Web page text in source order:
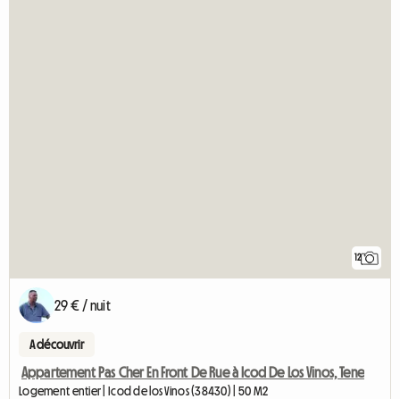
12
29 € / nuit
A découvrir
Appartement Pas Cher En Front De Rue à Icod De Los Vinos, Tene
Logement entier | Icod de los Vinos (38430) | 50 M2